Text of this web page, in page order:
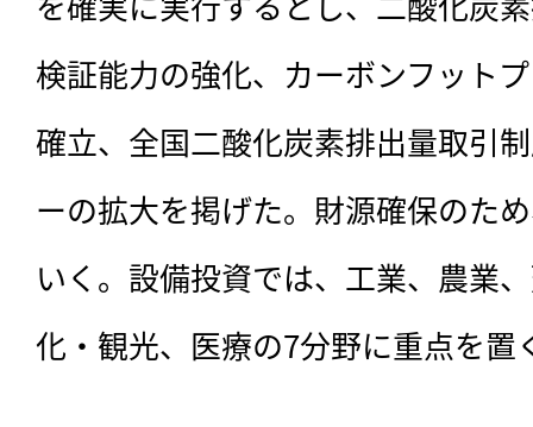
検証能力の強化、カーボンフット
確立、全国二酸化炭素排出量取引
ーの拡大を掲げた。財源確保のた
いく。設備投資では、工業、農業
化・観光、医療の7分野に重点を置